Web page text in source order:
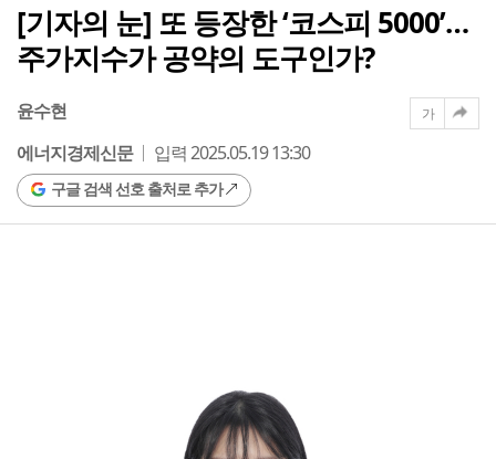
[기자의 눈] 또 등장한 ‘코스피 5000’…
주가지수가 공약의 도구인가?
윤수현
에너지경제신문
입력 2025.05.19 13:30
구글 검색 선호 출처로 추가
가